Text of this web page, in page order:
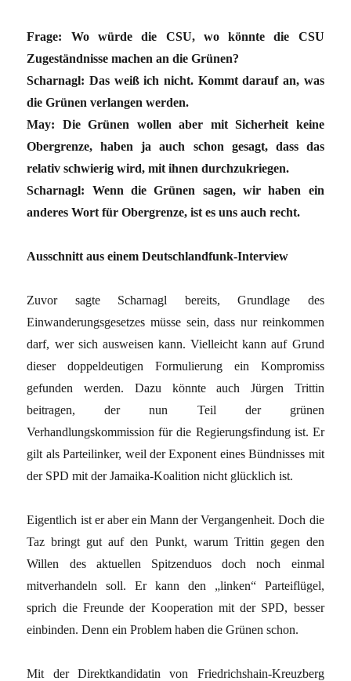
Frage: Wo würde die CSU, wo könnte die CSU
Zugeständnisse machen an die Grünen?
Scharnagl: Das weiß ich nicht. Kommt darauf an, was
die Grünen verlangen werden.
May: Die Grünen wollen aber mit Sicherheit keine
Obergrenze, haben ja auch schon gesagt, dass das
relativ schwierig wird, mit ihnen durchzukriegen.
Scharnagl: Wenn die Grünen sagen, wir haben ein
anderes Wort für Obergrenze, ist es uns auch recht.
Ausschnitt aus einem Deutschlandfunk-Interview
Zuvor sagte Scharnagl bereits, Grundlage des
Einwanderungsgesetzes müsse sein, dass nur reinkommen
darf, wer sich ausweisen kann. Vielleicht kann auf Grund
dieser doppeldeutigen Formulierung ein Kompromiss
gefunden werden. Dazu könnte auch Jürgen Trittin
beitragen, der nun Teil der grünen
Verhandlungskommission für die Regierungsfindung ist. Er
gilt als Parteilinker, weil der Exponent eines Bündnisses mit
der SPD mit der Jamaika-Koalition nicht glücklich ist.
Eigentlich ist er aber ein Mann der Vergangenheit. Doch die
Taz bringt gut auf den Punkt, warum Trittin gegen den
Willen des aktuellen Spitzenduos doch noch einmal
mitverhandeln soll. Er kann den „linken“ Parteiflügel,
sprich die Freunde der Kooperation mit der SPD, besser
einbinden. Denn ein Problem haben die Grünen schon.
Mit der Direktkandidatin von Friedrichshain-Kreuzberg